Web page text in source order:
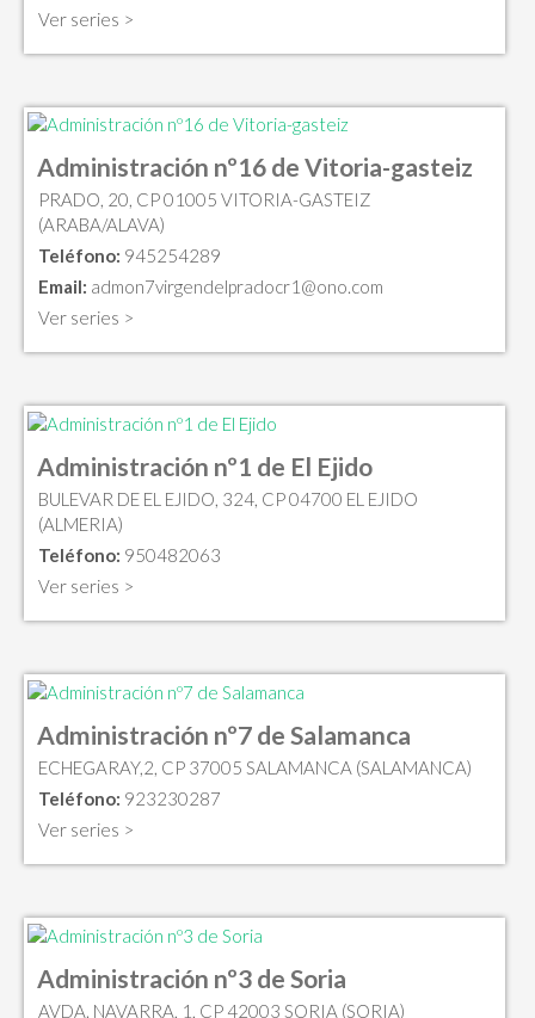
Ver series >
Administración nº16 de Vitoria-gasteiz
PRADO, 20, CP 01005 VITORIA-GASTEIZ
(ARABA/ALAVA)
Teléfono: 945254289
Email: admon7virgendelpradocr1@ono.com
Ver series >
Administración nº1 de El Ejido
BULEVAR DE EL EJIDO, 324, CP 04700 EL EJIDO
(ALMERIA)
Teléfono: 950482063
Ver series >
Administración nº7 de Salamanca
ECHEGARAY,2, CP 37005 SALAMANCA (SALAMANCA)
Teléfono: 923230287
Ver series >
Administración nº3 de Soria
AVDA. NAVARRA, 1, CP 42003 SORIA (SORIA)